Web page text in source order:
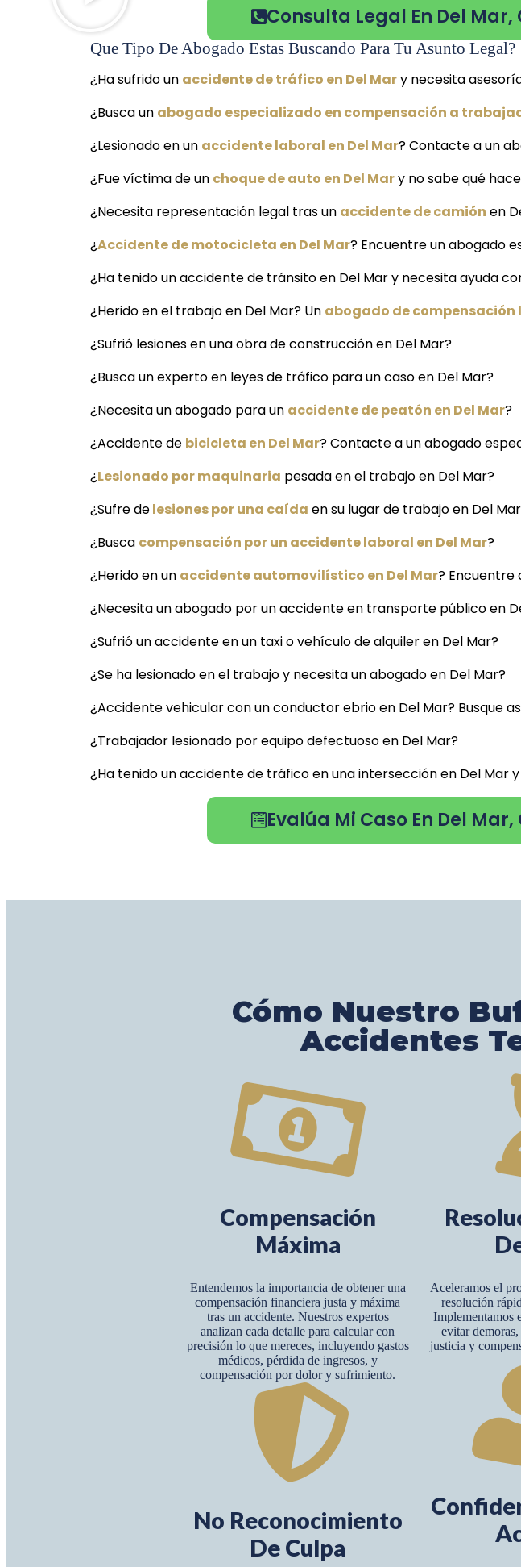
Consulta Legal En Del Mar,
Que Tipo De Abogado Estas Buscando Para Tu Asunto Legal?
¿Ha sufrido un accidente de tráfico en Del Mary necesita
¿Busca un abogado especializado en compensación a
¿Lesionado en un accidente laboral en Del Mar? Contacte a un
¿Fue víctima de un choque de auto en Del Mary no sabe qué
¿Necesita representación legal tras un accidente de camión en
¿Accidente de motocicleta en Del Mar? Encuentre un abogado
¿Ha tenido un accidente de tránsito en Del Mar y necesita ayuda
¿Herido en el trabajo en Del Mar? Un abogado de compensación
¿Sufrió lesiones en una obra de construcción en Del Mar?
¿Busca un experto en leyes de tráfico para un caso en Del Mar?
¿Necesita un abogado para un accidente de peatón en Del Mar?
¿Accidente de bicicleta en Del Mar? Contacte a un abogado
¿Lesionado por maquinaria pesada en el trabajo en Del Mar?
¿Sufre delesiones por una caída en su lugar de trabajo en Del
¿Busca compensación por un accidente laboral en Del Mar?
¿Herido en un accidente automovilístico en Del Mar? Encuentre
¿Necesita un abogado por un accidente en transporte público en
¿Sufrió un accidente en un taxi o vehículo de alquiler en Del Mar?
¿Se ha lesionado en el trabajo y necesita un abogado en Del Mar?
¿Accidente vehicular con un conductor ebrio en Del Mar? Busque
¿Trabajador lesionado por equipo defectuoso en Del Mar?
¿Ha tenido un accidente de tráfico en una intersección en Del Mar
Evalúa Mi Caso En Del Mar,
Cómo Nuestro
Accidentes
Compensación
Máxima
Entendemos la importancia de obtener una
compensación financiera justa y máxima
tras un accidente. Nuestros expertos
analizan cada detalle para calcular con
precisión lo que mereces, incluyendo gastos
médicos, pérdida de ingresos, y
compensación por dolor y sufrimiento.
No Reconocimiento
De Culpa
Aceleramos el
resolución
Implementamos
evitar
justicia y